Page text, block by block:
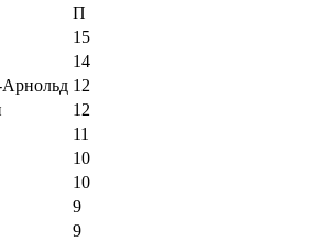
П
15
14
Арнольд 12
12
11
10
10
9
9